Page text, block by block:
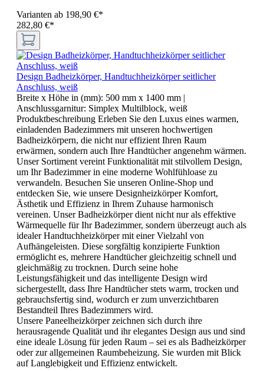
Varianten ab 198,90 €*
282,80 €*
Design Badheizkörper, Handtuchheizkörper seitlicher
Anschluss, weiß
Breite x Höhe in (mm): 500 mm x 1400 mm |
Anschlussgarnitur: Simplex Multilblock, weiß
Produktbeschreibung Erleben Sie den Luxus eines warmen,
einladenden Badezimmers mit unseren hochwertigen
Badheizkörpern, die nicht nur effizient Ihren Raum
erwärmen, sondern auch Ihre Handtücher angenehm wärmen.
Unser Sortiment vereint Funktionalität mit stilvollem Design,
um Ihr Badezimmer in eine moderne Wohlfühloase zu
verwandeln. Besuchen Sie unseren Online-Shop und
entdecken Sie, wie unsere Designheizkörper Komfort,
Ästhetik und Effizienz in Ihrem Zuhause harmonisch
vereinen. Unser Badheizkörper dient nicht nur als effektive
Wärmequelle für Ihr Badezimmer, sondern überzeugt auch als
idealer Handtuchheizkörper mit einer Vielzahl von
Aufhängeleisten. Diese sorgfältig konzipierte Funktion
ermöglicht es, mehrere Handtücher gleichzeitig schnell und
gleichmäßig zu trocknen. Durch seine hohe
Leistungsfähigkeit und das intelligente Design wird
sichergestellt, dass Ihre Handtücher stets warm, trocken und
gebrauchsfertig sind, wodurch er zum unverzichtbaren
Bestandteil Ihres Badezimmers wird.
Unsere Paneelheizkörper zeichnen sich durch ihre
herausragende Qualität und ihr elegantes Design aus und sind
eine ideale Lösung für jeden Raum – sei es als Badheizkörper
oder zur allgemeinen Raumbeheizung. Sie wurden mit Blick
auf Langlebigkeit und Effizienz entwickelt.